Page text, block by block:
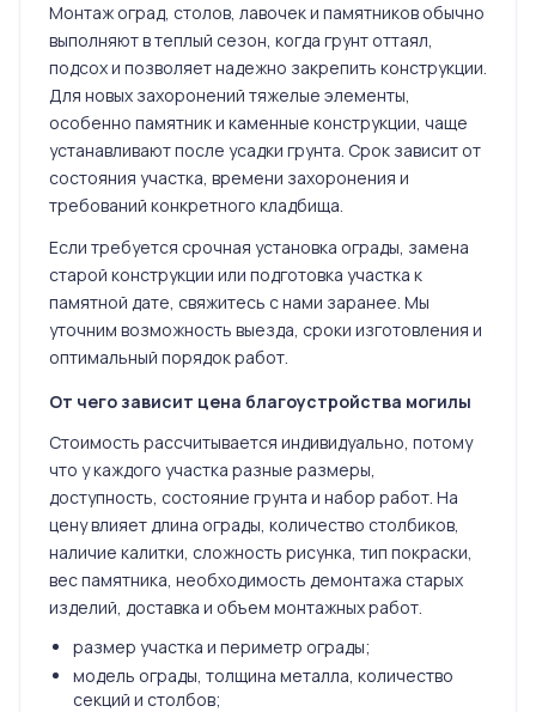
Монтаж оград, столов, лавочек и памятников обычно
выполняют в теплый сезон, когда грунт оттаял,
подсох и позволяет надежно закрепить конструкции.
Для новых захоронений тяжелые элементы,
особенно памятник и каменные конструкции, чаще
устанавливают после усадки грунта. Срок зависит от
состояния участка, времени захоронения и
требований конкретного кладбища.
Если требуется срочная установка ограды, замена
старой конструкции или подготовка участка к
памятной дате, свяжитесь с нами заранее. Мы
уточним возможность выезда, сроки изготовления и
оптимальный порядок работ.
От чего зависит цена благоустройства могилы
Стоимость рассчитывается индивидуально, потому
что у каждого участка разные размеры,
доступность, состояние грунта и набор работ. На
цену влияет длина ограды, количество столбиков,
наличие калитки, сложность рисунка, тип покраски,
вес памятника, необходимость демонтажа старых
изделий, доставка и объем монтажных работ.
размер участка и периметр ограды;
модель ограды, толщина металла, количество
секций и столбов;